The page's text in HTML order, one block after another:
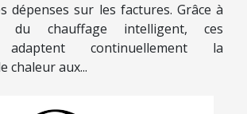
dépenses sur les factures. Grâce à
du chauffage intelligent, ces
adaptent continuellement la
chaleur aux...